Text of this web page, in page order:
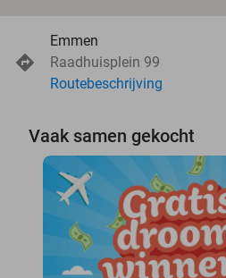
Emmen
Raadhuisplein 99
Routebeschrijving
Vaak samen gekocht